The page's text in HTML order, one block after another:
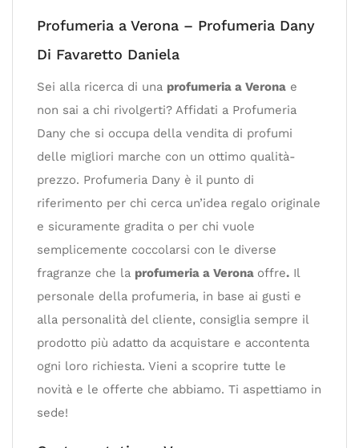
Profumeria a Verona – Profumeria Dany
Di Favaretto Daniela
Sei alla ricerca di una profumeria a Verona e
non sai a chi rivolgerti? Affidati a Profumeria
Dany che si occupa della vendita di profumi
delle migliori marche con un ottimo qualità-
prezzo. Profumeria Dany è il punto di
riferimento per chi cerca un’idea regalo originale
e sicuramente gradita o per chi vuole
semplicemente coccolarsi con le diverse
fragranze che la profumeria a Verona offre. Il
personale della profumeria, in base ai gusti e
alla personalità del cliente, consiglia sempre il
prodotto più adatto da acquistare e accontenta
ogni loro richiesta. Vieni a scoprire tutte le
novità e le offerte che abbiamo. Ti aspettiamo in
sede!